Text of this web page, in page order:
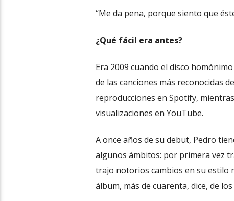
“Me da pena, porque siento que
¿Qué fácil era antes?
Era 2009 cuando el disco
de las canciones más reconocidas
reproducciones en Spotify,
visualizaciones en YouTube.
A once años de su debut, Pedro
algunos ámbitos: por primera vez
trajo notorios cambios en su estilo
álbum, más de cuarenta, dice, de